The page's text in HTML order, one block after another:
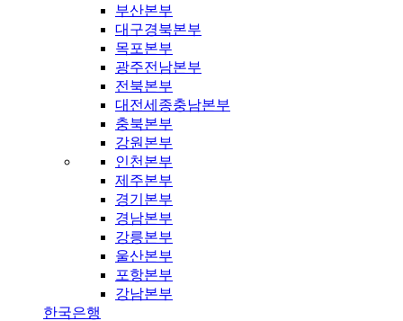
부산본부
대구경북본부
목포본부
광주전남본부
전북본부
대전세종충남본부
충북본부
강원본부
인천본부
제주본부
경기본부
경남본부
강릉본부
울산본부
포항본부
강남본부
한국은행